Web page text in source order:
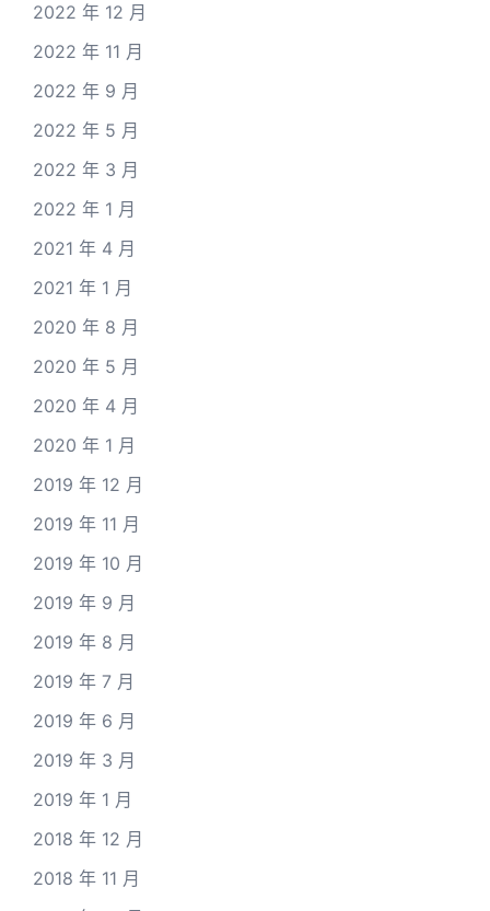
2022 年 12 月
2022 年 11 月
2022 年 9 月
2022 年 5 月
2022 年 3 月
2022 年 1 月
2021 年 4 月
2021 年 1 月
2020 年 8 月
2020 年 5 月
2020 年 4 月
2020 年 1 月
2019 年 12 月
2019 年 11 月
2019 年 10 月
2019 年 9 月
2019 年 8 月
2019 年 7 月
2019 年 6 月
2019 年 3 月
2019 年 1 月
2018 年 12 月
2018 年 11 月